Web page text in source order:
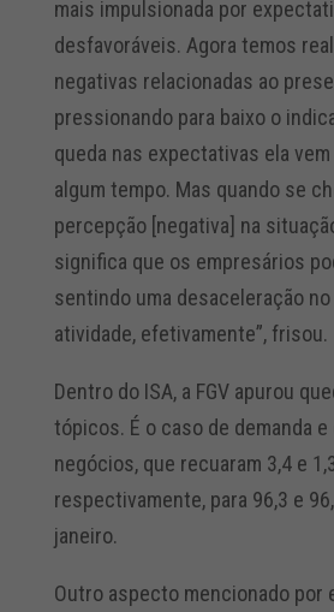
mais impulsionada por
desfavoráveis. Agora temos
negativas relacionadas ao
pressionando para baixo o
queda nas expectativas ela
algum tempo. Mas quando se
percepção [negativa] na
significa que os empresários
sentindo uma desaceleração
atividade, efetivamente”, frisou.
Dentro do ISA, a FGV apurou
tópicos. É o caso de demanda
negócios, que recuaram 3,4 e
respectivamente, para 96,3 e
janeiro.
Outro aspecto mencionado por